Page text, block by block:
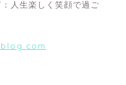
人生楽しく笑顔で過ご